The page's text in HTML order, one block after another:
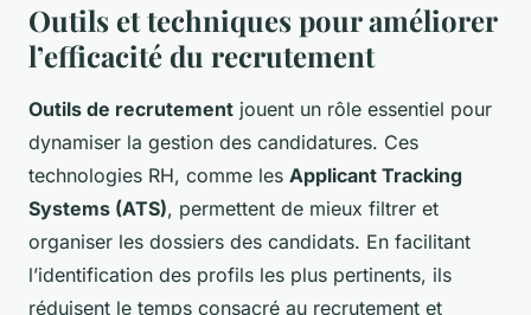
Outils et techniques pour améliorer
l’efficacité du recrutement
Outils de recrutement jouent un rôle essentiel pour
dynamiser la gestion des candidatures. Ces
technologies RH, comme les Applicant Tracking
Systems (ATS), permettent de mieux filtrer et
organiser les dossiers des candidats. En facilitant
l’identification des profils les plus pertinents, ils
réduisent le temps consacré au recrutement et